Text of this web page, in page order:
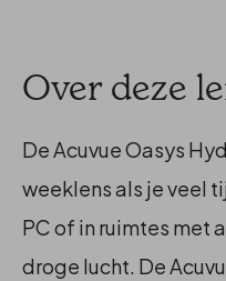
Over deze
De Acuvue Oasys
weeklens als je veel
PC of in ruimtes met
droge lucht. De